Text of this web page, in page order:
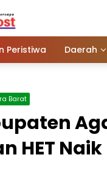
Peristiwa Daerah
Barat
HET